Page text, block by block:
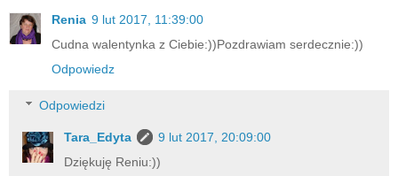
Renia 9 lut 2017, 11:39:00
Cudna walentynka z Ciebie:))Pozdrawiam serdecznie:))
Odpowiedz
Odpowiedzi
Tara_Edyta
9 lut 2017, 20:09:00
Dziękuję Reniu:))